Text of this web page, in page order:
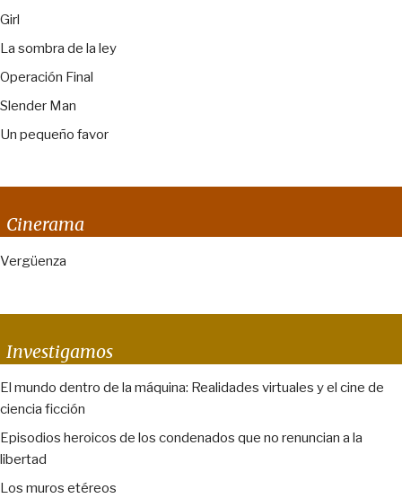
Girl
La sombra de la ley
Operación Final
Slender Man
Un pequeño favor
Cinerama
Vergüenza
Investigamos
El mundo dentro de la máquina: Realidades virtuales y el cine de
ciencia ficción
Episodios heroicos de los condenados que no renuncian a la
libertad
Los muros etéreos